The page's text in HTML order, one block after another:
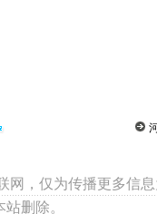
网，仅为传播更多信
删除。